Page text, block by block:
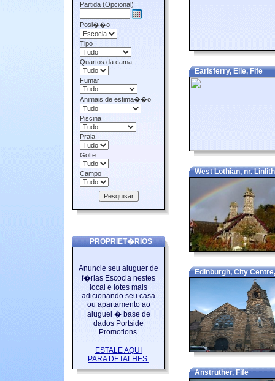
Partida (Opcional)
Posi��o
Tipo
Quartos da cama
Fumar
Animais de estima��o
Piscina
Praia
Golfe
Campo
PROPRIET�RIOS
Anuncie seu aluguer de
f�rias Escocia nestes
local e lotes mais
adicionando seu casa
ou apartamento ao
aluguel � base de
dados Portside
Promotions.
ESTALE AQUI
PARA DETALHES.
Earlsferry, Elie, Fife
West Lothian, nr.
Edinburgh, City
Anstruther, Fife